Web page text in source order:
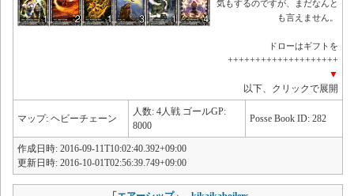
気もするのですが、まだなんと
も言えません。
ドローはギフトを
++++++++++++++++++++
▼
以下、クリックで展開
マップ: ヘビーチェーン
人数: 4人戦 ゴールGP:
8000
Posse Book ID: 282
作成日時: 2016-09-11T10:02:40.392+09:00
更新日時: 2016-10-01T02:56:39.749+09:00